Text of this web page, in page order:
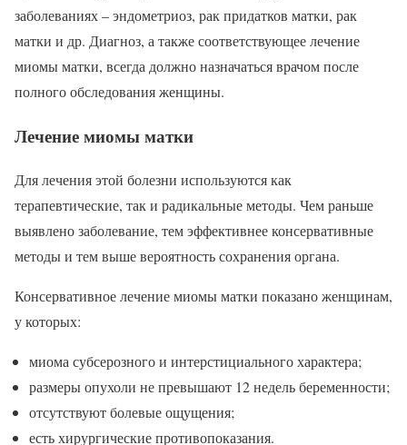
заболеваниях – эндометриоз, рак придатков матки, рак
матки и др. Диагноз, а также соответствующее лечение
миомы матки, всегда должно назначаться врачом после
полного обследования женщины.
Лечение миомы матки
Для лечения этой болезни используются как
терапевтические, так и радикальные методы. Чем раньше
выявлено заболевание, тем эффективнее консервативные
методы и тем выше вероятность сохранения органа.
Консервативное лечение миомы матки показано женщинам,
у которых:
миома субсерозного и интерстициального характера;
размеры опухоли не превышают 12 недель беременности;
отсутствуют болевые ощущения;
есть хирургические противопоказания.